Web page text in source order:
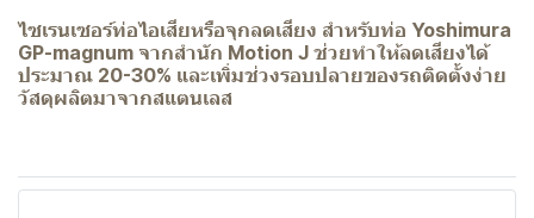
ไซเรนเซอร์ท่อไอเสียหรือจุกลดเสียง สำหรับท่อ Yoshimura
GP-magnum จากสำนัก Motion J ช่วยทำให้ลดเสียงได้
ประมาณ 20-30% และเพิ่มช่วงรอบปลายของรถติดตั้งง่าย
วัสดุผลิตมาจากสแตนเลส